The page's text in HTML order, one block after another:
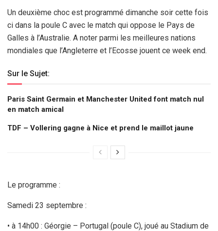
Un deuxième choc est programmé dimanche soir cette fois
ci dans la poule C avec le match qui oppose le Pays de
Galles à l’Australie. A noter parmi les meilleures nations
mondiales que l’Angleterre et l’Ecosse jouent ce week end.
Sur le Sujet:
Paris Saint Germain et Manchester United font match nul
en match amical
TDF – Vollering gagne à Nice et prend le maillot jaune
Le programme :
Samedi 23 septembre :
• à 14h00 : Géorgie – Portugal (poule C), joué au Stadium de